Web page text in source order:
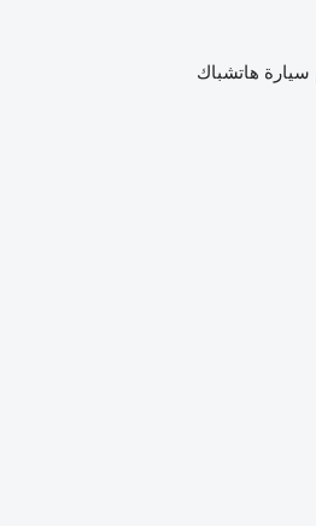
سيارة هاتشباك